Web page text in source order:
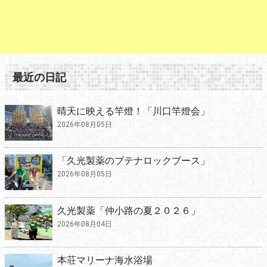
最近の日記
晴天に映える竿燈！「川口竿燈会」
2026年08月05日
「久光製薬のブテナロックブース」
2026年08月05日
久光製薬「仲小路の夏２０２６」
2026年08月04日
本荘マリーナ海水浴場